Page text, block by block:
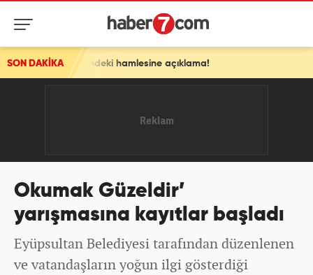
SON DAKİKAhamlesine açıklama!
Okumak Güzeldir’
yarışmasına kayıtlar başladı
Eyüpsultan Belediyesi tarafından düzenlenen
ve vatandaşların yoğun ilgi gösterdiği